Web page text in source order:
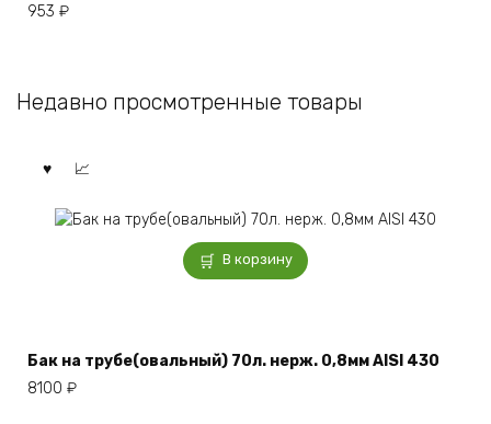
953 ₽
Недавно просмотренные товары
В корзину
Бак на трубе(овальный) 70л. нерж. 0,8мм AISI 430
8100 ₽